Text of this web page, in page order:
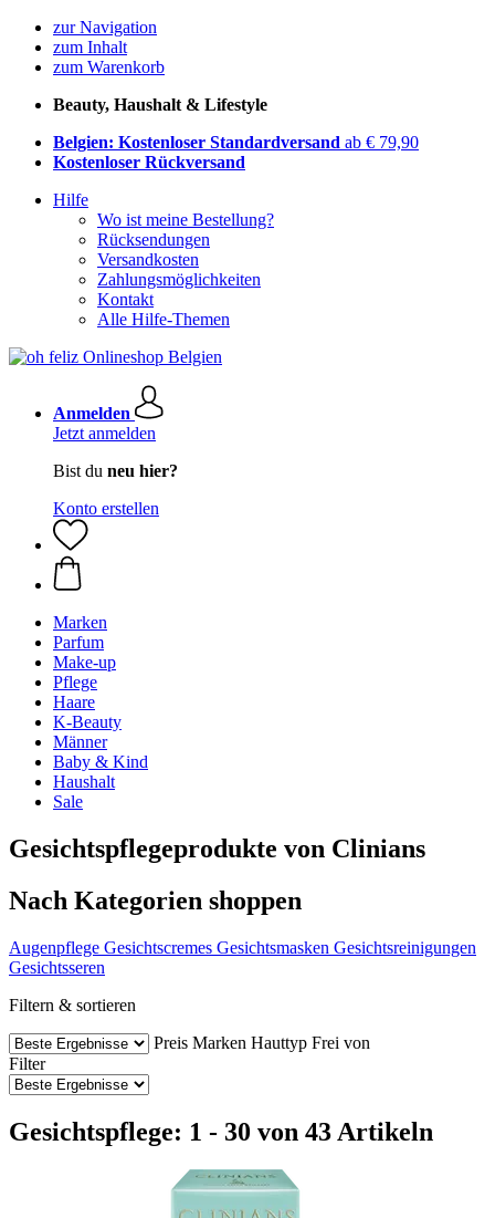
zur Navigation
zum Inhalt
zum Warenkorb
Beauty, Haushalt & Lifestyle
Belgien: Kostenloser Standardversand ab € 79,90
Kostenloser Rückversand
Hilfe
Wo ist meine Bestellung?
Rücksendungen
Versandkosten
Zahlungsmöglichkeiten
Kontakt
Alle Hilfe-Themen
Anmelden
Jetzt anmelden
Bist du neu hier?
Konto erstellen
Marken
Parfum
Make-up
Pflege
Haare
K-Beauty
Männer
Baby & Kind
Haushalt
Sale
Gesichtspflegeprodukte von Clinians
Nach Kategorien shoppen
Augenpflege Gesichtscremes Gesichtsmasken Gesichtsreinigungen
Gesichtsseren
Filtern & sortieren
Preis Marken Hauttyp Frei von
Filter
Gesichtspflege: 1 - 30 von 43 Artikeln